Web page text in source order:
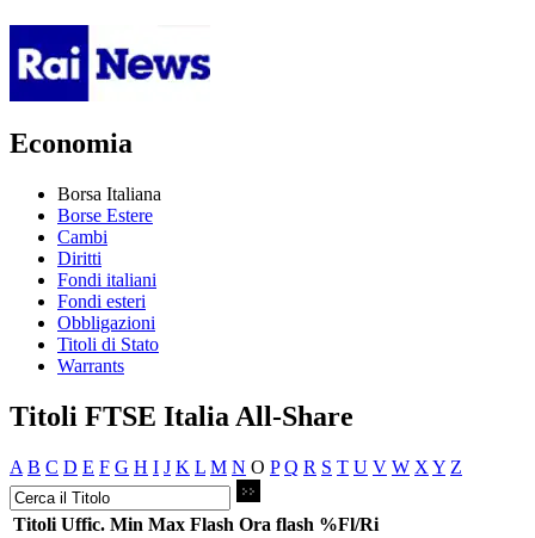
Economia
Borsa Italiana
Borse Estere
Cambi
Diritti
Fondi italiani
Fondi esteri
Obbligazioni
Titoli di Stato
Warrants
Titoli FTSE Italia All-Share
A B C D E F G H I J K L M N O P Q R S T U V W X Y Z
Titoli Uffic. Min Max Flash Ora flash %Fl/Ri